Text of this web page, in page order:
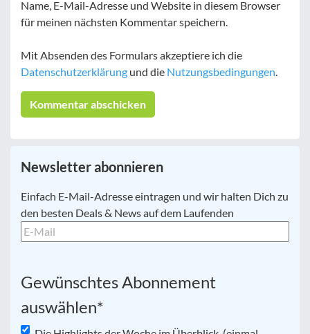
Name, E-Mail-Adresse und Website in diesem Browser
für meinen nächsten Kommentar speichern.
Mit Absenden des Formulars akzeptiere ich die
Datenschutzerklärung und die Nutzungsbedingungen.
Newsletter abonnieren
E-
Mail *
Einfach E-Mail-Adresse eintragen und wir halten Dich zu
den besten Deals & News auf dem Laufenden
Gewünschtes Abonnement
auswählen*